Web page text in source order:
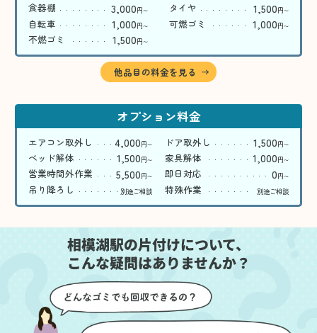
食器棚 3,000円〜 タイヤ 1,500円〜
自転車 1,000円〜 可燃ゴミ 1,000円〜
不燃ゴミ 1,500円〜
他品目の料金を見る
オプション料金
エアコン取外し 4,000円〜 ドア取外し 1,500円〜
ベッド解体 1,500円〜 家具解体 1,000円〜
営業時間外作業 5,500円〜 即日対応 0円〜
吊り降ろし 別途ご相談 特殊作業 別途ご相談
相模湖駅の片付けについて、
こんな疑問はありませんか？